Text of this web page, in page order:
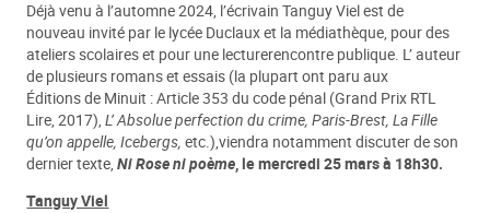
Déjà venu à l’automne 2024, l’écrivain Tanguy Viel est de
nouveau invité par le lycée Duclaux et la médiathèque, pour des
ateliers scolaires et pour une lecturerencontre publique. L’ auteur
de plusieurs romans et essais (la plupart ont paru aux
Éditions de Minuit : Article 353 du code pénal (Grand Prix RTL
Lire, 2017),L’ Absolue perfection du crime, Paris-Brest, La Fille
qu’on appelle, Icebergs, etc.),viendra notamment discuter de son
dernier texte,Ni Rose ni poème, le mercredi 25 mars à 18h30.
Tanguy Viel